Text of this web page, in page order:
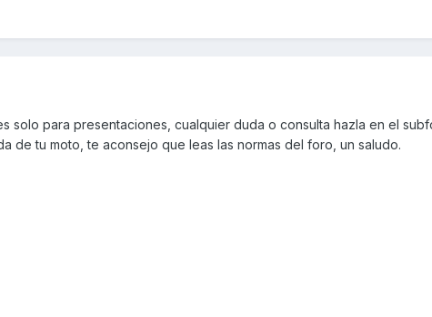
solo para presentaciones, cualquier duda o consulta hazla en el
de tu moto, te aconsejo que leas las normas del foro, un saludo.